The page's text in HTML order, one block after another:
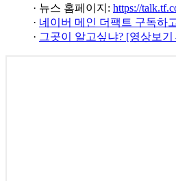
· 뉴스 홈페이지: https://
· 네이버 메인 더팩트 구독하
· 그곳이 알고싶냐? [영상보